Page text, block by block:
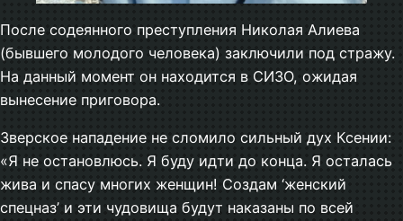
После содеянного преступления Николая Алиева
(бывшего молодого человека) заключили под стражу.
На данный момент он находится в СИЗО, ожидая
вынесение приговора.
Зверское нападение не сломило сильный дух Ксении:
«Я не остановлюсь. Я буду идти до конца. Я осталась
жива и спасу многих женщин! Создам ‘женский
спецназ’ и эти чудовища будут наказаны по всей